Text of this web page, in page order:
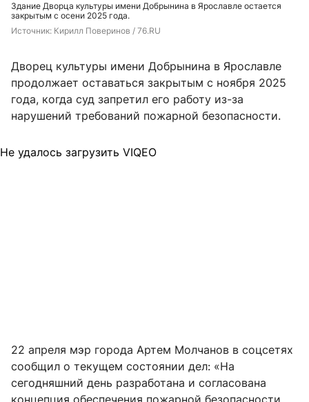
Здание Дворца культуры имени Добрынина в Ярославле остается
закрытым с осени 2025 года.
Источник: Кирилл Поверинов / 76.RU
Дворец культуры имени Добрынина в Ярославле
продолжает оставаться закрытым с ноября 2025
года, когда суд запретил его работу из-за
нарушений требований пожарной безопасности.
Не удалось загрузить VIQEO
22 апреля мэр города Артем Молчанов в соцсетях
сообщил о текущем состоянии дел: «На
сегодняшний день разработана и согласована